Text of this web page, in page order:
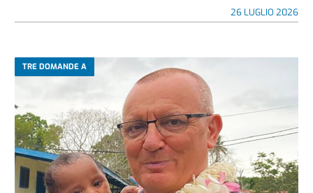
26 LUGLIO 2026
TRE DOMANDE A